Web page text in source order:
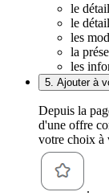
le
le
les
la
les
5. Ajouter à
Depuis la
d'une offre
votre choix à
.